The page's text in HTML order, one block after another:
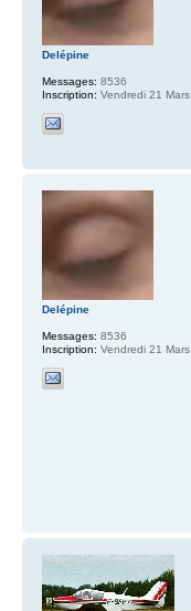
Delépine
Messages: 8536
Inscription: Vendredi 21
Delépine
Messages: 8536
Inscription: Vendredi 21